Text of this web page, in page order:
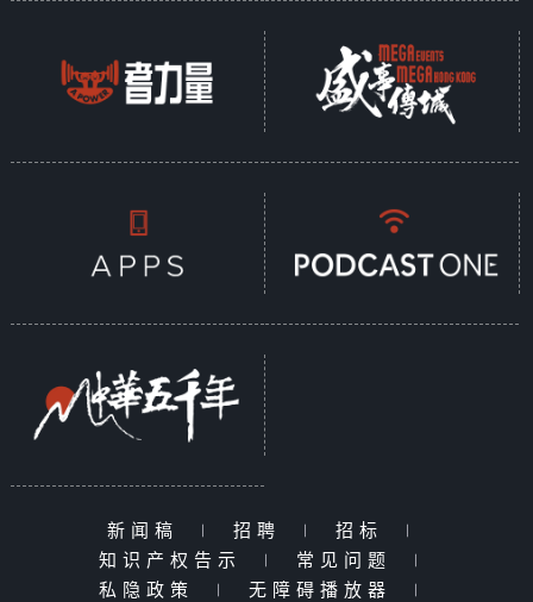
新闻稿 | 招聘 | 招标
|
知识产权告示
| 常见问题
|
私隐政策
| 无障碍播放器 |